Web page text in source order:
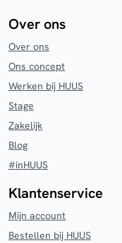
Over ons
Over ons
Ons concept
Werken bij HUUS
Stage
Zakelijk
Blog
#inHUUS
Klantenservice
Mijn account
Bestellen bij HUUS